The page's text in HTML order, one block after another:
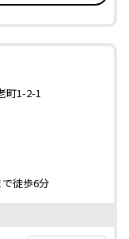
町1-2-1
徒歩6分